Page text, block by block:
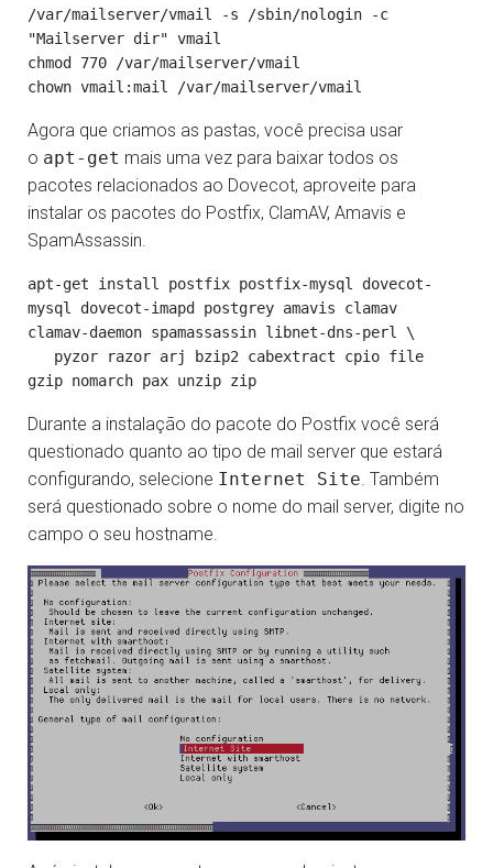
/var/mailserver/vmail -s /sbin/nologin -c
"Mailserver dir" vmail
chmod 770 /var/mailserver/vmail
Agora que criamos as pastas, você precisa usar
o apt-get mais uma vez para baixar todos os
pacotes relacionados ao Dovecot, aproveite para
instalar os pacotes do Postfix, ClamAV, Amavis e
SpamAssassin.
apt-get install postfix postfix-mysql dovecot-
mysql dovecot-imapd postgrey amavis clamav
clamav-daemon spamassassin libnet-dns-perl \
Durante a instalação do pacote do Postfix você será
questionado quanto ao tipo de mail server que estará
configurando, selecione Internet Site. Também
será questionado sobre o nome do mail server, digite no
campo o seu hostname.